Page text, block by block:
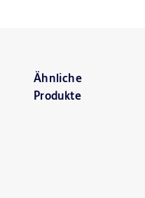
Ähnliche
Produkte